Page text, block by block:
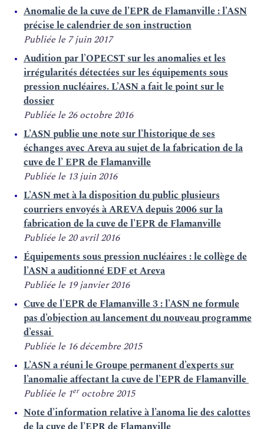
Anomalie de la cuve de l’EPR de Flamanville : l’ASN
précise le calendrier de son instruction
Publiée le 7 juin 2017
Audition par l’OPECST sur les anomalies et les
irrégularités détectées sur les équipements sous
pression nucléaires. L’ASN a fait le point sur le
dossier
Publiée le 26 octobre 2016
L’ASN publie une note sur l’historique de ses
échanges avec Areva au sujet de la fabrication de la
cuve de l’ EPR de Flamanville
Publiée le 13 juin 2016
L’ASN met à la disposition du public plusieurs
courriers envoyés à AREVA depuis 2006 sur la
fabrication de la cuve de l’EPR de Flamanville
Publiée le 20 avril 2016
Équipements sous pression nucléaires : le collège de
l’ASN a auditionné EDF et Areva
Publiée le 19 janvier 2016
Cuve de l'EPR de Flamanville 3 : l’ASN ne formule
pas d’objection au lancement du nouveau programme
d’essai
Publiée le 16 décembre 2015
L’ASN a réuni le Groupe permanent d’experts sur
l’anomalie affectant la cuve de l’EPR de Flamanville
Publiée le 1eroctobre 2015
Note d’information relative à l’anoma lie des calottes